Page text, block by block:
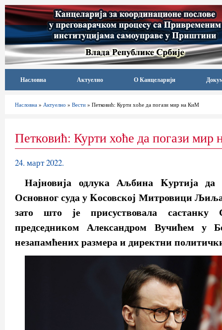
Насловна Актуелно О Канцеларији
Насловна » Актуелно » Вести » Петковић: Курти хоће да погази мир на КиМ
Петковић: Курти хоће да погази
24. март 2022.
Најновија одлука Аљбина Kуртија да
Основног суда у Kосовској Митровици
зато што је присуствовала
председником Александром Вучићем у
незапамћених размера и директни